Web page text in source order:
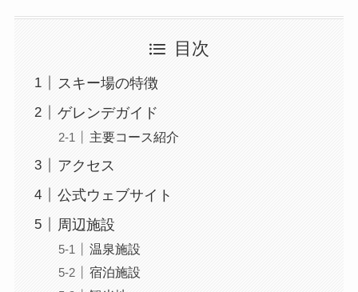
目次
スキー場の特徴
ゲレンデガイド
主要コース紹介
アクセス
公式ウェブサイト
周辺施設
温泉施設
宿泊施設